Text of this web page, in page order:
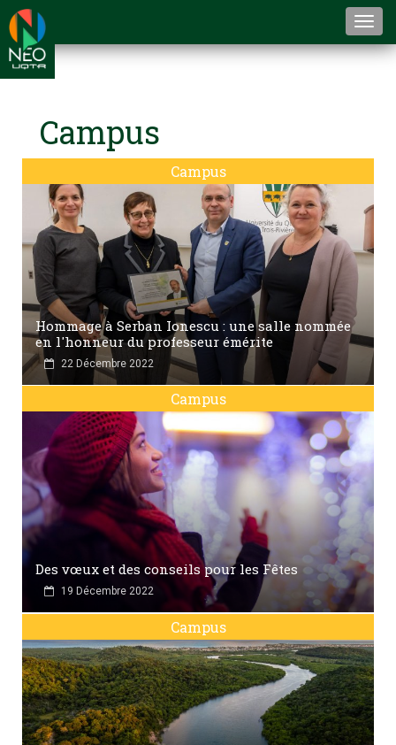
Campus
Campus
Hommage à Serban Ionescu : une salle nommée
en l'honneur du professeur émérite
22 Décembre 2022
Campus
Des vœux et des conseils pour les Fêtes
19 Décembre 2022
Campus